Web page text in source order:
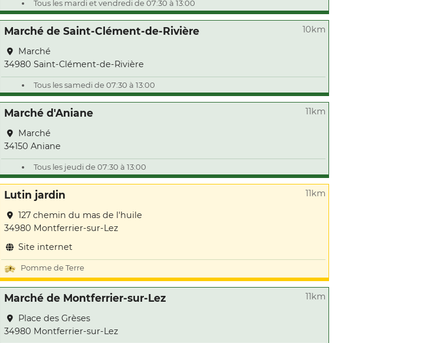
Tous les mardi et vendredi de 07:30 à 13:00
Marché de Saint-Clément-de-Rivière 10km
Marché
34980 Saint-Clément-de-Rivière
Tous les samedi de 07:30 à 13:00
Marché d'Aniane 11km
Marché
34150 Aniane
Tous les jeudi de 07:30 à 13:00
Lutin jardin 11km
127 chemin du mas de l'huile
34980 Montferrier-sur-Lez
Site internet
Pomme de Terre
Marché de Montferrier-sur-Lez 11km
Place des Grèses
34980 Montferrier-sur-Lez